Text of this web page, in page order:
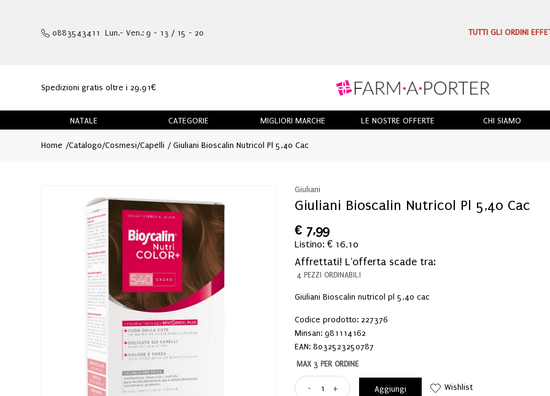
0883543411 Lun.- Ven.: 9 - 13 / 15 - 20 TUTTI GLI ORDINI
Spedizioni gratis oltre i 29,91€
NATALE CATEGORIE MIGLIORI MARCHE LE NOSTRE OFFERTE CHI SIAMO
Home Catalogo/Cosmesi/Capelli Giuliani Bioscalin Nutricol Pl 5,40 Cac
Giuliani
Giuliani Bioscalin Nutricol Pl 5,40 Cac
€ 7,99
Listino: € 16,10
Affrettati! L'offerta scade tra:
4 PEZZI ORDINABILI
Giuliani Bioscalin nutricol pl 5,40 cac
Codice prodotto: 227376
Minsan:981114162
EAN: 8032523250787
MAX 3 PER ORDINE
- + Aggiungi Wishlist